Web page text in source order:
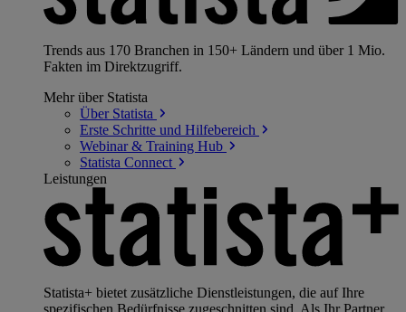
Trends aus 170 Branchen in 150+ Ländern und über 1 Mio.
Fakten im Direktzugriff.
Mehr über Statista
Über Statista
Erste Schritte und Hilfebereich
Webinar & Training Hub
Statista Connect
Leistungen
Statista+ bietet zusätzliche Dienstleistungen, die auf Ihre
spezifischen Bedürfnisse zugeschnitten sind. Als Ihr Partner